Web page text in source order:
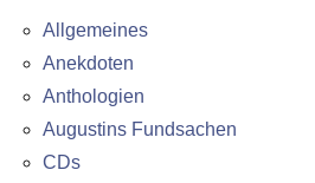
Allgemeines
Anekdoten
Anthologien
Augustins Fundsachen
CDs